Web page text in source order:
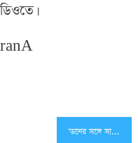
‘ডনের সঙ্গে সামিরার ছবি সালমান নিজেই তুলেছিলেন’